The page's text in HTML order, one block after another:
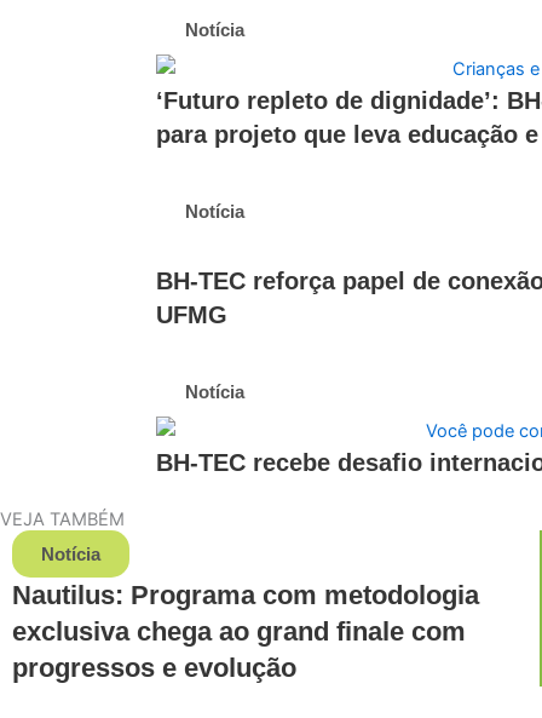
Notícia
‘Futuro repleto de dignidade’:
para projeto que leva educação
Notícia
BH-TEC reforça papel de
UFMG
Notícia
BH-TEC recebe desafio
VEJA TAMBÉM
Notícia
Nautilus: Programa com metodologia
exclusiva chega ao grand finale com
progressos e evolução